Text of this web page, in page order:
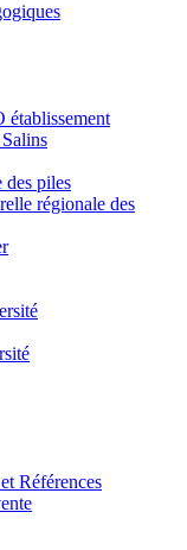
établissement
des piles
régionale des
Références